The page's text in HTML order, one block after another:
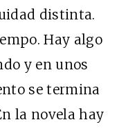
distinta.
Hay algo
y en unos
se termina
la novela hay